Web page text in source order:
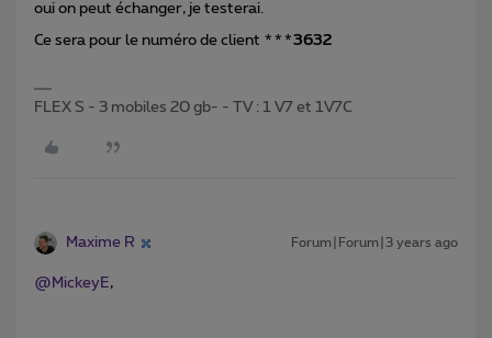
oui on peut échanger, je testerai.
Ce sera pour le numéro de client ***3632
FLEX S - 3 mobiles 20 gb- - TV : 1 V7 et 1V7C
Maxime R Forum|Forum|3 years ago
@MickeyE,